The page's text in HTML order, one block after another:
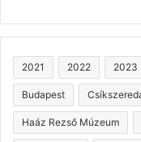
2021 2022 2023
Budapest
Haáz Rezső Múzeum